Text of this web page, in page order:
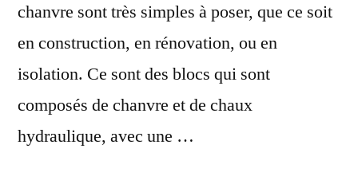
chanvre sont très simples à poser, que ce soit
en construction, en rénovation, ou en
isolation. Ce sont des blocs qui sont
composés de chanvre et de chaux
hydraulique, avec une …